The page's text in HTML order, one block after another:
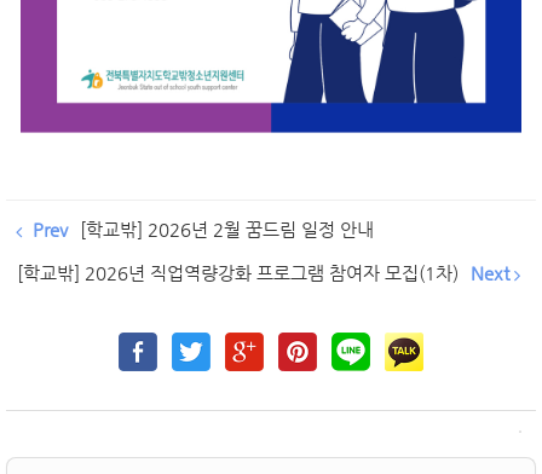
Prev [학교밖] 2026년 2월 꿈드림 일정 안내
[학교밖] 2026년 직업역량강화 프로그램 참여자 모집(1차) Next